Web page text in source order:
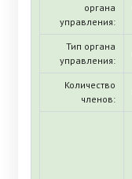
органа
управления:
Тип органа
управления:
Количество
членов: